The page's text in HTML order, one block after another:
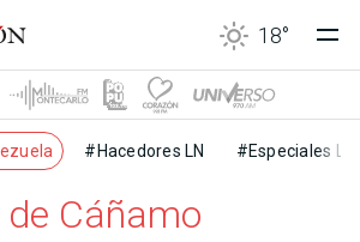
18°
#Hacedores LN #Especiales LN
Cáñamo